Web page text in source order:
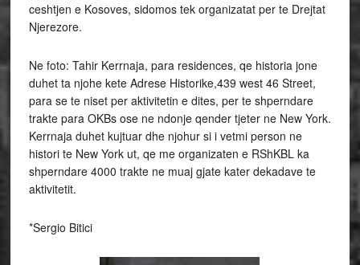
ceshtjen e Kosoves, sidomos tek organizatat per te Drejtat
Njerezore.
Ne foto: Tahir Kerrnaja, para residences, qe historia jone
duhet ta njohe kete Adrese Historike,439 west 46 Street,
para se te niset per aktivitetin e dites, per te shperndare
trakte para OKBs ose ne ndonje qender tjeter ne New York.
Kerrnaja duhet kujtuar dhe njohur si i vetmi person ne
histori te New York ut, qe me organizaten e RShKBL ka
shperndare 4000 trakte ne muaj gjate kater dekadave te
aktivitetit.
*Sergio Bitici